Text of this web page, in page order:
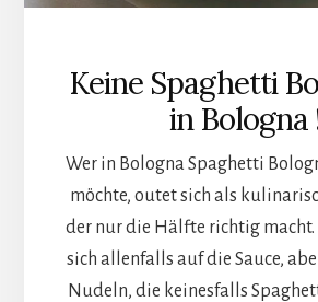
Keine Spaghetti
in Bologna
Wer in Bologna Spaghetti
möchte, outet sich als
der nur die Hälfte richtig macht.
sich allenfalls auf die Sauce,
Nudeln, die keinesfalls